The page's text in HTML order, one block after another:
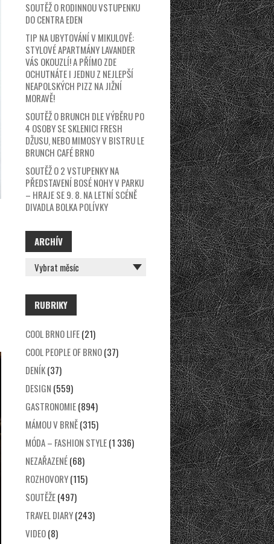
SOUTĚŽ O RODINNOU VSTUPENKU
DO CENTRA EDEN
TIP NA UBYTOVÁNÍ V MIKULOVĚ:
STYLOVÉ APARTMÁNY LAVANDER
VÁS OKOUZLÍ! A PŘÍMO ZDE
OCHUTNÁTE I JEDNU Z NEJLEPŠÍ
NEAPOLSKÝCH PIZZ NA JIŽNÍ
MORAVĚ!
SOUTĚŽ O BRUNCH DLE VÝBĚRU PO
4 OSOBY SE SKLENICI FRESH
DŽUSU, NEBO MIMOSY V BISTRU LE
BRUNCH CAFÉ BRNO
SOUTĚŽ O 2 VSTUPENKY NA
PŘEDSTAVENÍ BOSÉ NOHY V PARKU
– HRAJE SE 9. 8. NA LETNÍ SCÉNĚ
DIVADLA BOLKA POLÍVKY
ARCHÍV
ARCHÍV
RUBRIKY
COOL BRNO LIFE(21)
COOL PEOPLE OF BRNO(37)
DENÍK(37)
DESIGN (559)
GASTRONOMIE(894)
MÁMOU V BRNĚ(315)
MÓDA – FASHION STYLE(1 336)
NEZAŘAZENÉ(68)
ROZHOVORY(115)
SOUTĚŽE(497)
TRAVEL DIARY(243)
VIDEO(8)